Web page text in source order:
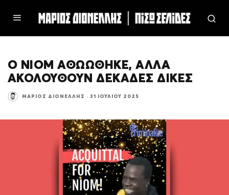
Ο ΝΙΟΜ ΑΘΩΩΘΗΚΕ, ΑΛΛΑ
ΑΚΟΛΟΥΘΟΥΝ ΔΕΚΑΔΕΣ ΔΙΚΕΣ
ΜΆΡΙΟΣ ΔΙΟΝΈΛΛΗΣ · 31 ΙΟΥΛΊΟΥ 2025